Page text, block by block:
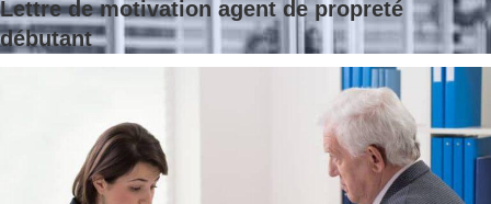
Lettre de motivation agent de propreté
débutant